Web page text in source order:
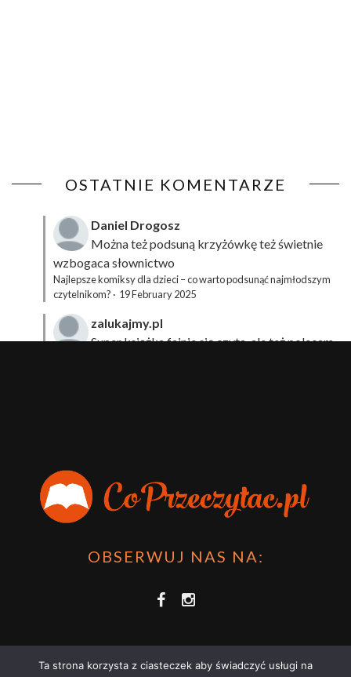
OSTATNIE KOMENTARZE
Daniel Drogosz
Można też podsuną krzyżówkęteż świetnie
wzbogaca słownictwo
Najlepsze komiksy dla dzieci – co warto podsunąć najmłodszym
czytelnikom? · 19 February 2025
zalukajmy.pl
Super książka fajnie się czyta, ale też polecam
książki skoro czyta się np na czytniku.
Planer Książkary – ten gadżet powinien mieć każdy
książkoholik!
8 December 2023
OBSERWUJ NAS NA:
Ta strona korzysta z ciasteczek aby świadczyć usługi na